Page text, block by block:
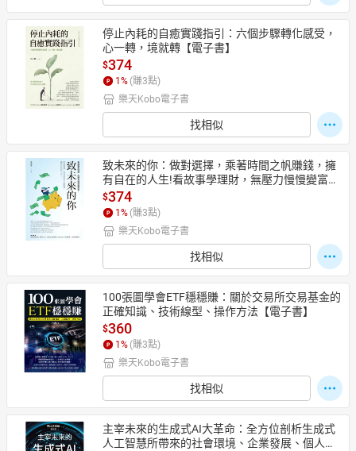
停止內耗的自癒實踐指引：六個步驟轉化感受，
心一轉，境就轉【電子書】
$374
1 % (賺3點)
樂天Kobo電子書
找相似
致未來的你：做對選擇，乘著時間之帆賺錢，擁
有自在的人生!看故事學理財，無壓力慢慢變富
有！【電子書】
$374
1 % (賺3點)
樂天Kobo電子書
找相似
100張圖學會ETF穩穩賺：關於交易所交易基金的
正確知識、技術線型、操作方法【電子書】
$360
1 % (賺3點)
樂天Kobo電子書
找相似
主宰未來的生成式AI大革命：全方位剖析生成式
人工智慧所帶來的社會環境、企業發展、個人前